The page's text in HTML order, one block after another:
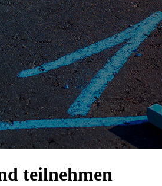
teilnehmen